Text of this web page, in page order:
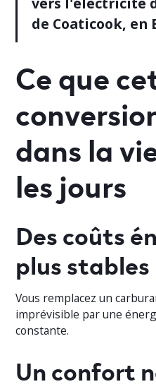
de Coaticook, en
Ce que
dans la
les jours
Des coûts
plus stables
Vous remplacez un
imprévisible par une
constante.
Un confort